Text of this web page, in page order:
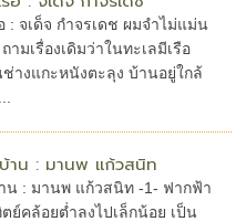
: จเด็จ กำจรเดช ผมจำไม่แม่น
ามเรื่องเดิมว่าในทะเลมีเรือ
ช่างแกะหนังตะลุง บ้านอยู่ใกล้
าน : มานพ แก้วสนิท
น : มานพ แก้วสนิท -1- ฟากฟ้า
ย์คล้อยต่ำลงไปเล็กน้อย เป็น